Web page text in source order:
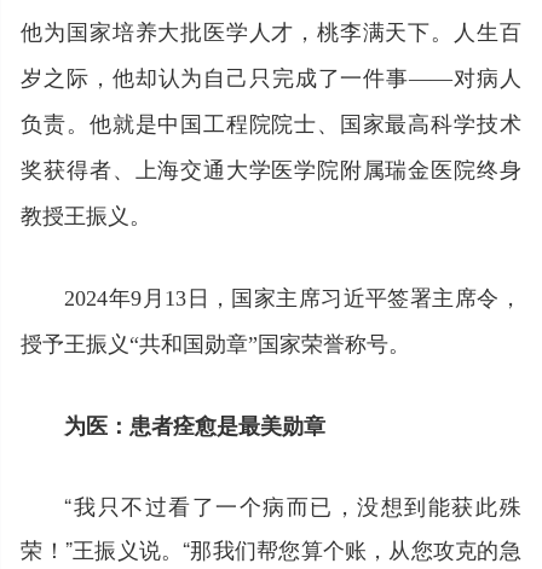
他为国家培养大批医学人才，桃李满天下。人生百
岁之际，他却认为自己只完成了一件事——对病人
负责。他就是中国工程院院士、国家最高科学技术
奖获得者、上海交通大学医学院附属瑞金医院终身
教授王振义。
2024年9月13日，国家主席习近平签署主席令，
授予王振义“共和国勋章”国家荣誉称号。
为医：患者痊愈是最美勋章
“我只不过看了一个病而已，没想到能获此殊
荣！”王振义说。“那我们帮您算个账，从您攻克的急